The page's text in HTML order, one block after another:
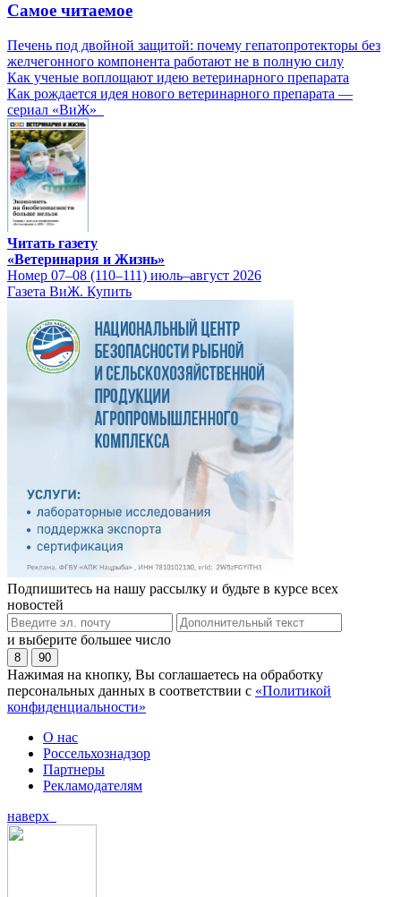
Самое читаемое
Печень под двойной защитой: почему гепатопротекторы без
желчегонного компонента работают не в полную силу
Как ученые воплощают идею ветеринарного препарата
Как рождается идея нового ветеринарного препарата —
сериал «ВиЖ»
Читать газету
«Ветеринария и Жизнь»
Номер 07–08 (110–111) июль–август 2026
Газета ВиЖ. Купить
Подпишитесь на нашу рассылку и будьте в курсе всех
новостей
и выберите большее число
8 90
Нажимая на кнопку, Вы соглашаетесь на обработку
персональных данных в соответствии с «Политикой
конфиденциальности»
О нас
Россельхознадзор
Партнеры
Рекламодателям
наверх